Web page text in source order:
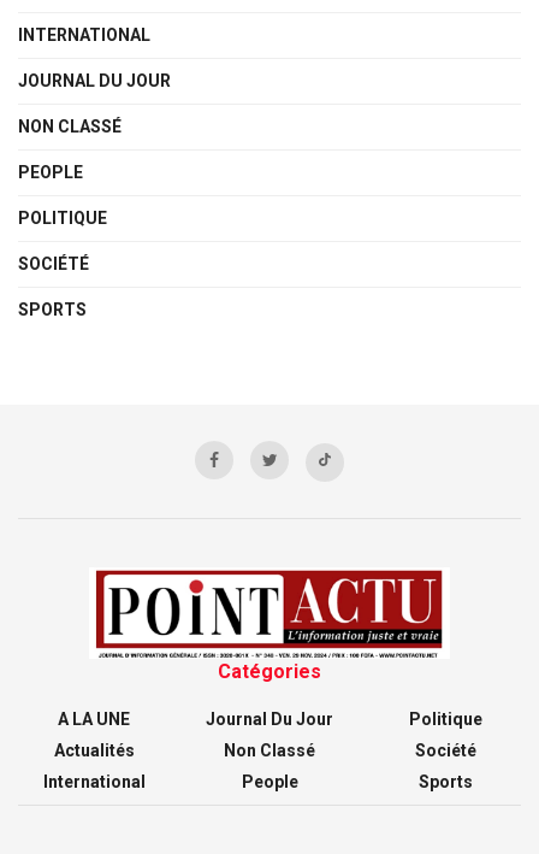
INTERNATIONAL
JOURNAL DU JOUR
NON CLASSÉ
PEOPLE
POLITIQUE
SOCIÉTÉ
SPORTS
Catégories
A LA UNE
Actualités
International
Journal Du Jour
Non Classé
People
Politique
Société
Sports